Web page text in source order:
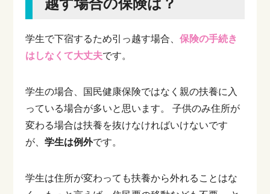
越す場合の保険は？
学生で下宿するため引っ越す場合、保険の手続き
はしなくて大丈夫です。
学生の場合、国民健康保険ではなく親の扶養に入
っている場合が多いと思います。
子供のみ住所が
変わる場合は扶養を抜けなければいけないです
が、学生は例外です。
学生は住所が変わっても扶養から外れることはな